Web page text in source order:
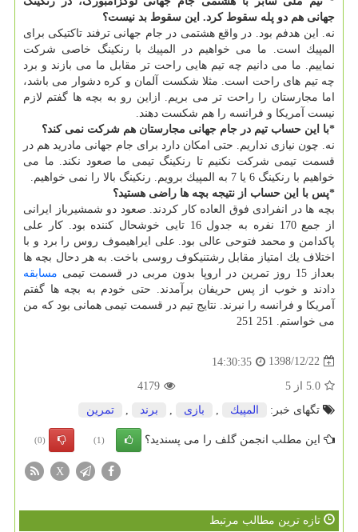
جهانی هم دو پله سقوط كرد. این سقوط بد نیست؟
نه. این هدفم بود. در واقع هشتمی در جام جهانی ترفند تاكتیكی برای
المپیك است. ما می خواهیم در المپیك با رنكینگ خاصی شركت
نماییم. ما می دانیم چه تیم هایی راحت تر مقابل ما می بازند و برد
چه تیم های راحت است. مثلا شكست آلمان و كره دشوار می باشد،
اما مجارستان را راحت تر می بریم. ازاین رو به بچه ها گفتم لازم
نیست آمریكا و فرانسه را هم شكست دهند.
*با این حساب تیم در جام جهانی مجارستان هم شركت نمی كند؟
نه. چون نیازی نداریم. حتی امكان دارد برای جام جهانی مادرید هم در
قسمت تیمی شركت نكنیم تا رنكینگ تیمی ما صعود نكند. ما می
خواهیم با رنكینگ 6 یا 7 به المپیك برویم. رنكینگ بالا را نمی خواهیم.
*پس با این حساب از نتیجه بچه ها راضی هستید؟
بچه ها در انفرادی فوق العاده كار كردند. صعود دو شمشیرباز ایرانی
از جمع 170 نفره به جدول 16 تایی خوشحال كننده بود. كار علی
پاكدامن و محمد فتوحی عالی بود. علی ایراهیموف روس را برد و با
اختلاف یك امتیاز مقابل رشتنیكوف روسی باخت. به هر دحال بچه ها
بعداز 15 روز تمرین در اروپا بدون مربی در قسمت تیمی
مسابقه
دادند و خوب از پس حریفان برآمدند. حتی خودم به بچه ها گفتم
آمریكا و فرانسه را نبرند. نتایج تیم در قسمت تیمی همانی بود كه من
می خواستم. 251 251
1398/12/22
14:30:35
5.0 از 5
4179
تگهای خبر:
المپیك بازی برند تمرین
این مطلب انجمن گلف را می پسندید؟ (1)
(0)
X
تازه ترین مطالب مرتبط